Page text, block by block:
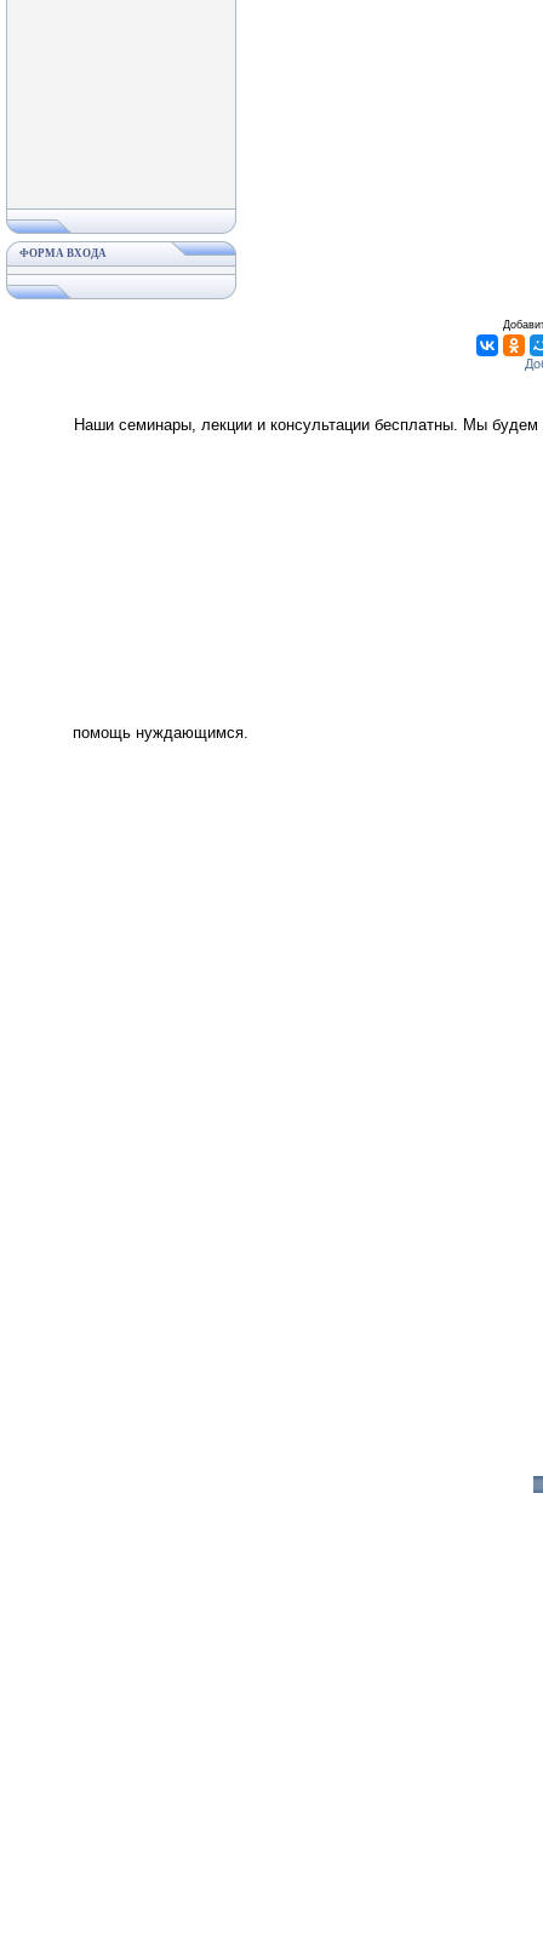
ФОРМА ВХОДА
Наши семинары, лекции и консультации бесплатны. Мы
помощь нуждающимся.